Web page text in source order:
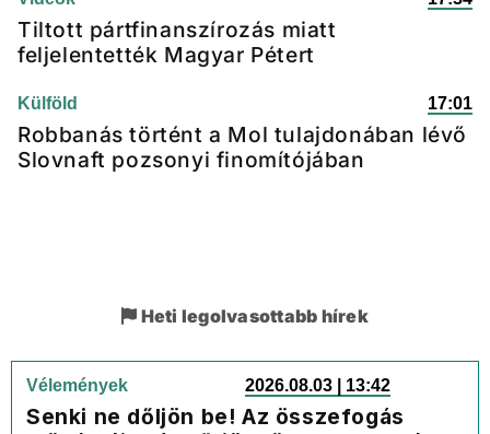
Tiltott pártfinanszírozás miatt
feljelentették Magyar Pétert
Külföld 17:01
Robbanás történt a Mol tulajdonában lévő
Slovnaft pozsonyi finomítójában
Heti legolvasottabb hírek
Vélemények 2026.08.03 | 13:42
Senki ne dőljön be! Az összefogás